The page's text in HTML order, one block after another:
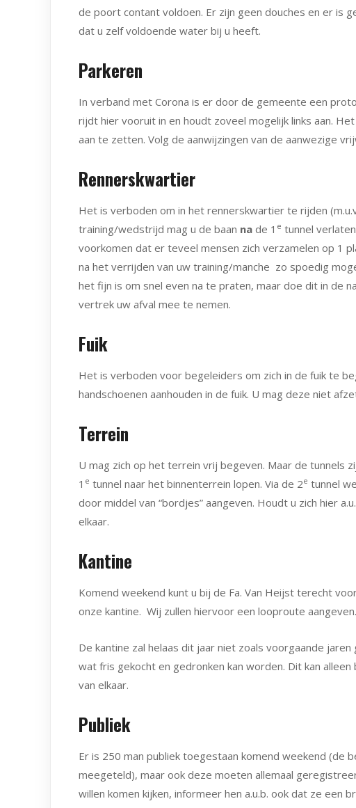
de poort contant voldoen. Er zijn geen douches en er is
dat u zelf voldoende water bij u heeft.
Parkeren
In verband met Corona is er door de gemeente een
rijdt hier vooruit in en houdt zoveel mogelijk links aan.
aan te zetten. Volg de aanwijzingen van de aanwezige
Rennerskwartier
Het is verboden om in het rennerskwartier te rijden
training/wedstrijd mag u de baan na de 1 e tunnel
voorkomen dat er teveel mensen zich verzamelen op 1
na het verrijden van uw training/manche zo spoedig
het fijn is om snel even na te praten, maar doe dit in de
vertrek uw afval mee te nemen.
Fuik
Het is verboden voor begeleiders om zich in de fuik te
handschoenen aanhouden in de fuik. U mag deze niet
Terrein
U mag zich op het terrein vrij begeven. Maar de tunnels
1 e tunnel naar het binnenterrein lopen. Via de 2e tunnel
door middel van “bordjes” aangeven. Houdt u zich hier
elkaar.
Kantine
Komend weekend kunt u bij de Fa. Van Heijst terecht
onze kantine. Wij zullen hiervoor een looproute
De kantine zal helaas dit jaar niet zoals voorgaande
wat fris gekocht en gedronken kan worden. Dit kan
van elkaar.
Publiek
Er is 250 man publiek toegestaan komend weekend (de
meegeteld), maar ook deze moeten allemaal
willen komen kijken, informeer hen a.u.b. ook dat ze een